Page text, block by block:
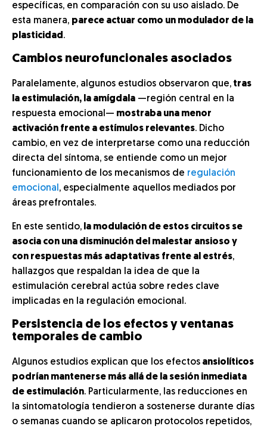
específicas, en comparación con su uso aislado. De
esta manera, parece actuar como un modulador de la
plasticidad .
Cambios neurofuncionales asociados
Paralelamente, algunos estudios observaron que, tras
la estimulación, la amígdala —región central en la
respuesta emocional— mostraba una menor
activación frente a estímulos relevantes. Dicho
cambio, en vez de interpretarse como una reducción
directa del síntoma, se entiende como un mejor
funcionamiento de los mecanismos de regulación
emocional , especialmente aquellos mediados por
áreas prefrontales.
En este sentido, la modulación de estos circuitos se
asocia con una disminución del malestar ansioso y
con respuestas más adaptativas frente al estrés,
hallazgos que respaldan la idea de que la
estimulación cerebral actúa sobre redes clave
implicadas en la regulación emocional.
Persistencia de los efectos y ventanas
temporales de cambio
Algunos estudios explican que los efectos ansiolíticos
podrían mantenerse más allá de la sesión inmediata
de estimulación. Particularmente, las reducciones en
la sintomatología tendieron a sostenerse durante días
o semanas cuando se aplicaron protocolos repetidos,